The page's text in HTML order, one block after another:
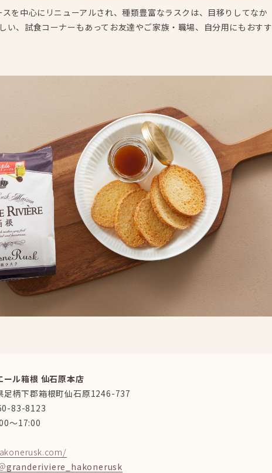
を中心にリニューアルされ、種類豊富なラスクは、目移りしてなか
い、試食コーナーもあってお友達やご家族・職場、自分用にもおすす
ル箱根 仙石原本店
足柄下郡箱根町仙石原1246-737
83-8123
～17:00
granderiviere_hakonerusk